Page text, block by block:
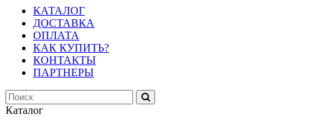
КАТАЛОГ
ДОСТАВКА
ОПЛАТА
КАК КУПИТЬ?
КОНТАКТЫ
ПАРТНЕРЫ
Каталог